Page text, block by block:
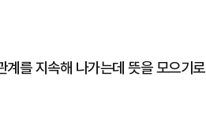
를 지속해 나가는데 뜻을 모으기로